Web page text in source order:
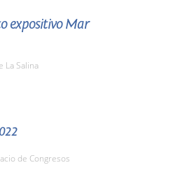
expositivo Mar
La Salina
de Congresos